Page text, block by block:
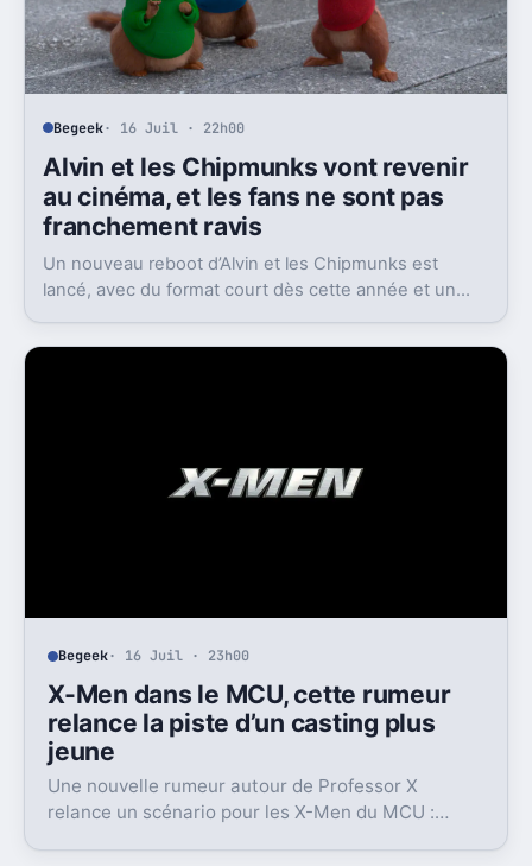
Begeek· 16 Juil · 22h00
Alvin et les Chipmunks vont revenir
au cinéma, et les fans ne sont pas
franchement ravis
Un nouveau reboot d’Alvin et les Chipmunks est
lancé, avec du format court dès cette année et un
du public.
Begeek· 16 Juil · 23h00
X-Men dans le MCU, cette rumeur
relance la piste d’un casting plus
jeune
Une nouvelle rumeur autour de Professor X
relance un scénario pour les X-Men du MCU :